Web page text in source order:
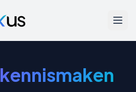
kennismaken